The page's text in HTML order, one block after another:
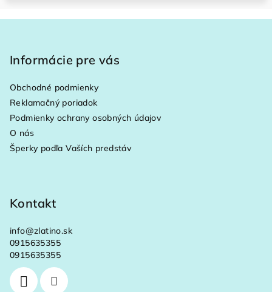
Informácie pre vás
Obchodné podmienky
Reklamačný poriadok
Podmienky ochrany osobných údajov
O nás
Šperky podľa Vaších predstáv
Kontakt
info@zlatino.sk
0915635355
0915635355